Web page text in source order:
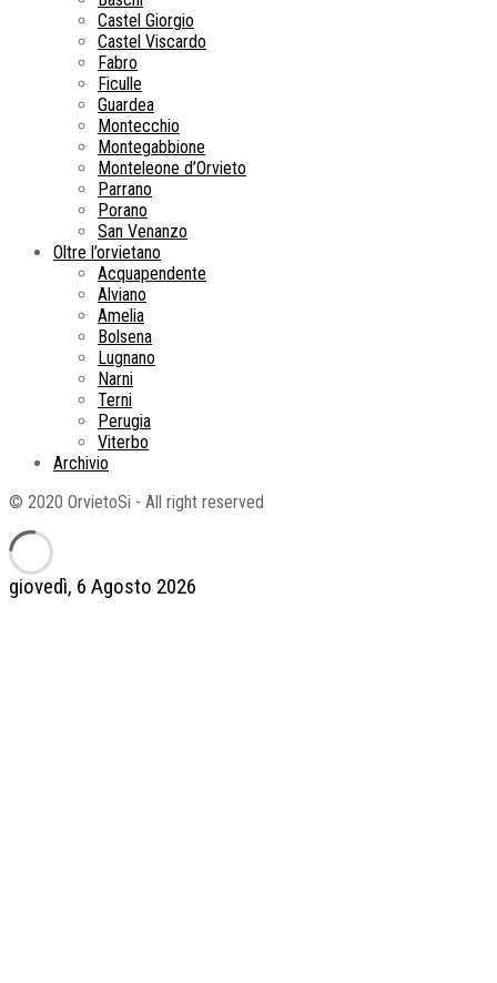
giovedì, 6 Agosto 2026
Castel Giorgio
Castel Viscardo
Fabro
Ficulle
Guardea
Montecchio
Montegabbione
Monteleone d’Orvieto
Parrano
Porano
San Venanzo
Oltre l’orvietano
Acquapendente
Alviano
Amelia
Bolsena
Lugnano
Narni
Terni
Perugia
Viterbo
Archivio
© 2020 OrvietoSi - All right reserved